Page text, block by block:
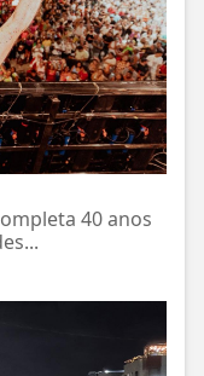
40 anos